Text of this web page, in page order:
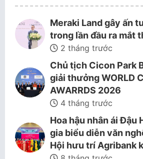
Meraki Land gây ấn
trong lần đầu ra mắt
2 tháng trước
Chủ tịch Cicon Park
giải thưởng WORLD
AWARRDS 2026
4 tháng trước
Hoa hậu nhân ái Đậu
gia biểu diễn văn
Hội hưu trí Agribank